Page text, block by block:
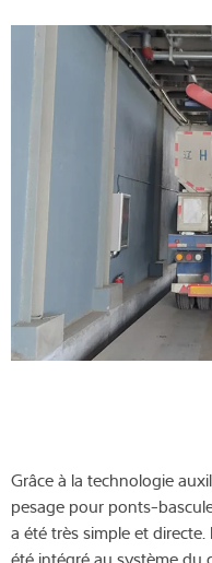
Grâce à la technologie
pesage pour ponts-
a été très simple et